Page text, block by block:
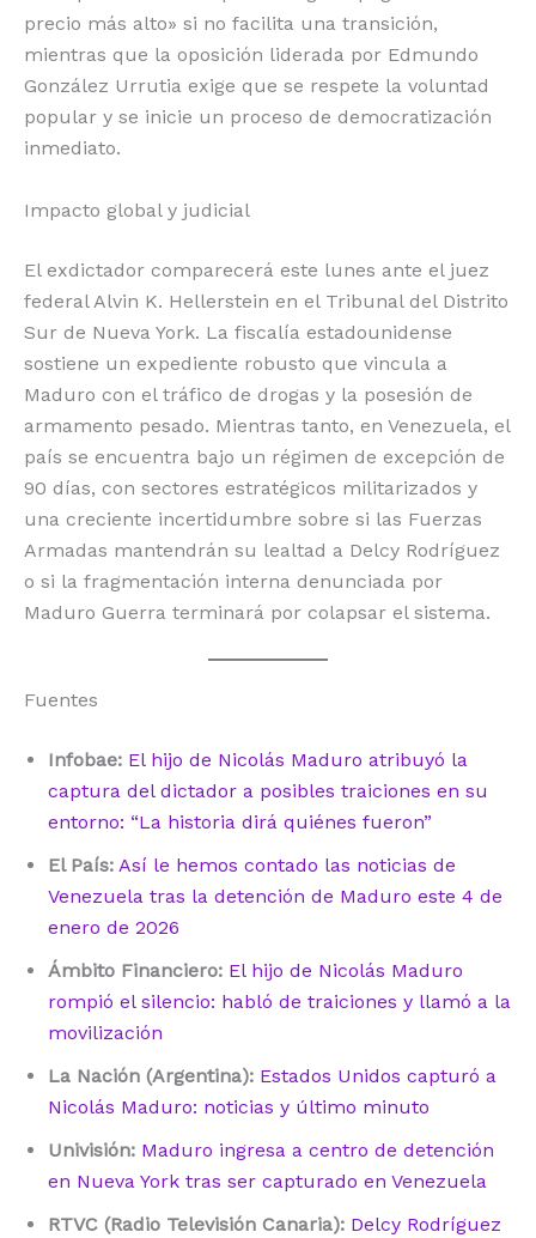
precio más alto» si no facilita una transición,
mientras que la oposición liderada por Edmundo
González Urrutia exige que se respete la voluntad
popular y se inicie un proceso de democratización
inmediato.
Impacto global y judicial
El exdictador comparecerá este lunes ante el juez
federal Alvin K. Hellerstein en el Tribunal del Distrito
Sur de Nueva York. La fiscalía estadounidense
sostiene un expediente robusto que vincula a
Maduro con el tráfico de drogas y la posesión de
armamento pesado. Mientras tanto, en Venezuela, el
país se encuentra bajo un régimen de excepción de
90 días, con sectores estratégicos militarizados y
una creciente incertidumbre sobre si las Fuerzas
Armadas mantendrán su lealtad a Delcy Rodríguez
o si la fragmentación interna denunciada por
Maduro Guerra terminará por colapsar el sistema.
Fuentes
Infobae: El hijo de Nicolás Maduro atribuyó la
captura del dictador a posibles traiciones en su
entorno: “La historia dirá quiénes fueron”
El País: Así le hemos contado las noticias de
Venezuela tras la detención de Maduro este 4 de
enero de 2026
Ámbito Financiero: El hijo de Nicolás Maduro
rompió el silencio: habló de traiciones y llamó a la
movilización
La Nación (Argentina): Estados Unidos capturó a
Nicolás Maduro: noticias y último minuto
Univisión: Maduro ingresa a centro de detención
en Nueva York tras ser capturado en Venezuela
RTVC (Radio Televisión Canaria): Delcy Rodríguez